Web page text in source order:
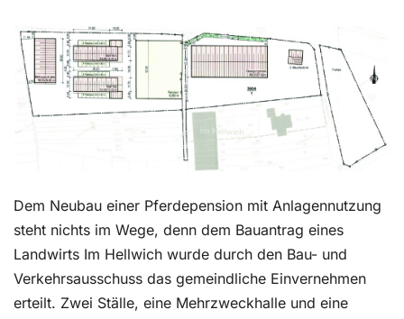
Kontakt
Dem Neubau einer Pferdepension mit Anlagennutzung
steht nichts im Wege, denn dem Bauantrag eines
Landwirts Im Hellwich wurde durch den Bau- und
Verkehrsausschuss das gemeindliche Einvernehmen
erteilt. Zwei Ställe, eine Mehrzweckhalle und eine